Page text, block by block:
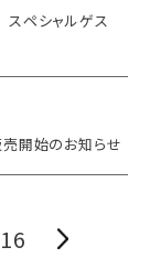
スペシャルゲス
開始のお知らせ
16